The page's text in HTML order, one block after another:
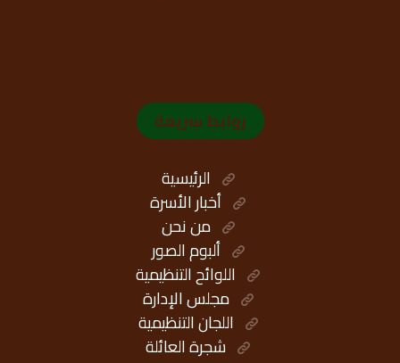
روابط سريعة
الرئيسية
أخبار الأسرة
من نحن
ألبوم الصور
اللوائح التنظيمية
مجلس الإدارة
اللجان التنظيمية
شجرة العائلة